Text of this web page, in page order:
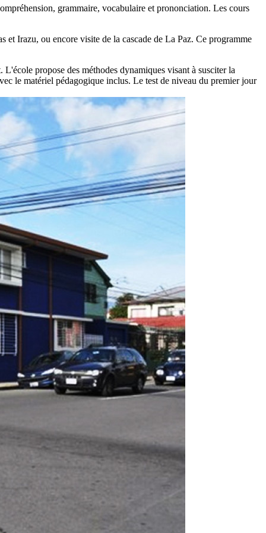
grammaire, vocabulaire et prononciation. Les cours
et Irazu, ou encore visite de la cascade de La Paz. Ce programme
propose des méthodes dynamiques visant à susciter la
le matériel pédagogique inclus. Le test de niveau du premier jour